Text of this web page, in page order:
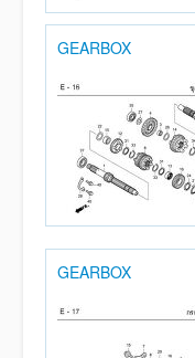
GEARBOX
GEARBOX